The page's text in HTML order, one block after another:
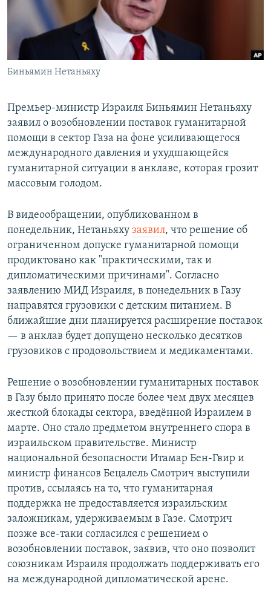
Биньямин Нетаньяху
Премьер-министр Израиля Биньямин Нетаньяху
заявил о возобновлении поставок гуманитарной
помощи в сектор Газа на фоне усиливающегося
международного давления и ухудшающейся
гуманитарной ситуации в анклаве, которая грозит
массовым голодом.
В видеообращении, опубликованном в
понедельник, Нетаньяху заявил, что решение об
ограниченном допуске гуманитарной помощи
продиктовано как "практическими, так и
дипломатическими причинами". Согласно
заявлению МИД Израиля, в понедельник в Газу
направятся грузовики с детским питанием. В
ближайшие дни планируется расширение поставок
— в анклав будет допущено несколько десятков
грузовиков с продовольствием и медикаментами.
Решение о возобновлении гуманитарных поставок
в Газу было принято после более чем двух месяцев
жесткой блокады сектора, введённой Израилем в
марте. Оно стало предметом внутреннего спора в
израильском правительстве. Министр
национальной безопасности Итамар Бен-Гвир и
министр финансов Бецалель Смотрич выступили
против, ссылаясь на то, что гуманитарная
поддержка не предоставляется израильским
заложникам, удерживаемым в Газе. Смотрич
позже все-таки согласился с решением о
возобновлении поставок, заявив, что оно позволит
союзникам Израиля продолжать поддерживать его
на международной дипломатической арене.